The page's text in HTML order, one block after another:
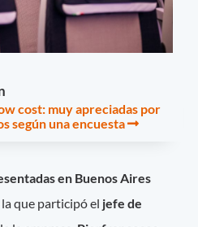
cost: muy apreciadas por
según una encuesta
en Buenos Aires
que participó el jefe de